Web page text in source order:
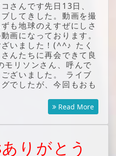
さんです先日13日、
してきした。動画を撮
も地球のえすぜにしさ
画になっております。
いました！(^^♪ たく
んたちに再会できて良
モリソンさん、呼んで
ざいました。 ライブ
でしたが、今回もおも
Read More
りがとう